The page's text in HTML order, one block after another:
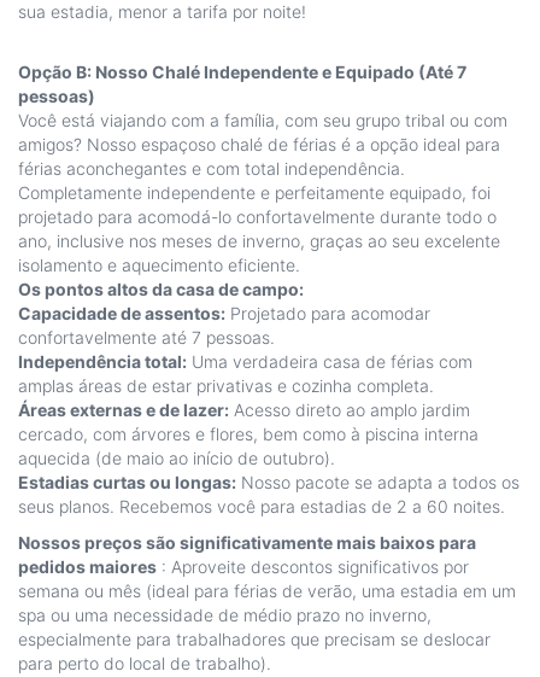
sua estadia, menor a tarifa por noite!
Opção B: Nosso Chalé Independente e Equipado (Até 7
pessoas)
Você está viajando com a família, com seu grupo tribal ou com
amigos? Nosso espaçoso chalé de férias é a opção ideal para
férias aconchegantes e com total independência.
Completamente independente e perfeitamente equipado, foi
projetado para acomodá-lo confortavelmente durante todo o
ano, inclusive nos meses de inverno, graças ao seu excelente
isolamento e aquecimento eficiente.
Os pontos altos da casa de campo:
Capacidade de assentos: Projetado para acomodar
confortavelmente até 7 pessoas.
Independência total: Uma verdadeira casa de férias com
amplas áreas de estar privativas e cozinha completa.
Áreas externas e de lazer: Acesso direto ao amplo jardim
cercado, com árvores e flores, bem como à piscina interna
aquecida (de maio ao início de outubro).
Estadias curtas ou longas: Nosso pacote se adapta a todos os
seus planos. Recebemos você para estadias de 2 a 60 noites.
Nossos preços são significativamente mais baixos para
pedidos maiores : Aproveite descontos significativos por
semana ou mês (ideal para férias de verão, uma estadia em um
spa ou uma necessidade de médio prazo no inverno,
especialmente para trabalhadores que precisam se deslocar
para perto do local de trabalho).